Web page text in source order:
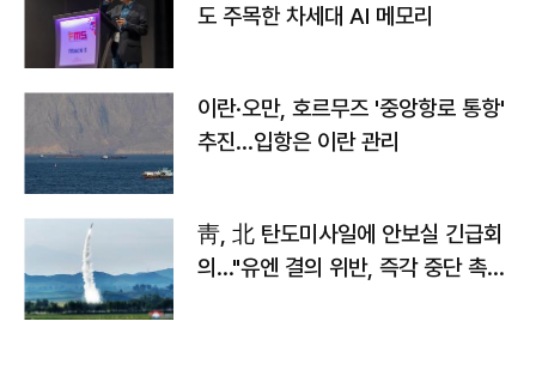
도 주목한 차세대 AI 메모리
이란·오만, 호르무즈 '중앙항로 통항'
추진…입항은 이란 관리
靑, 北 탄도미사일에 안보실 긴급회
의…"유엔 결의 위반, 즉각 중단 촉